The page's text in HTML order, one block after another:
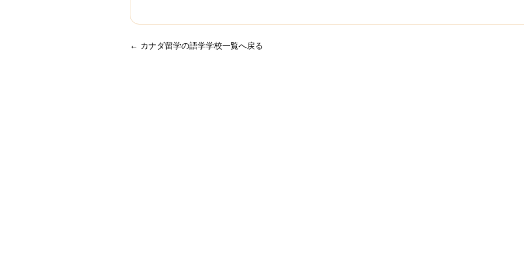
← カナダ留学の語学学校一覧へ戻る